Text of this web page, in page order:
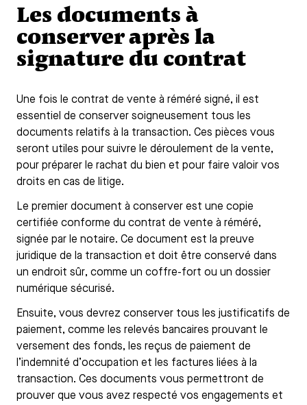
Les documents à
conserver après la
signature du contrat
Une fois le contrat de vente à réméré signé, il est
essentiel de conserver soigneusement tous les
documents relatifs à la transaction. Ces pièces vous
seront utiles pour suivre le déroulement de la vente,
pour préparer le rachat du bien et pour faire valoir vos
droits en cas de litige.
Le premier document à conserver est une copie
certifiée conforme du contrat de vente à réméré,
signée par le notaire. Ce document est la preuve
juridique de la transaction et doit être conservé dans
un endroit sûr, comme un coffre-fort ou un dossier
numérique sécurisé.
Ensuite, vous devrez conserver tous les justificatifs de
paiement, comme les relevés bancaires prouvant le
versement des fonds, les reçus de paiement de
l’indemnité d’occupation et les factures liées à la
transaction. Ces documents vous permettront de
prouver que vous avez respecté vos engagements et